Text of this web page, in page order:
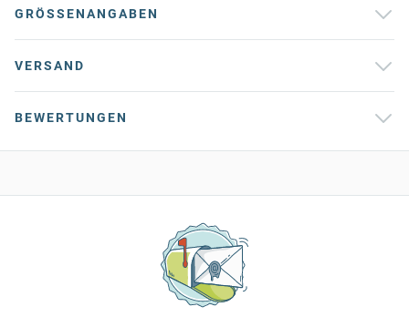
GRÖSSENANGABEN
VERSAND
BEWERTUNGEN